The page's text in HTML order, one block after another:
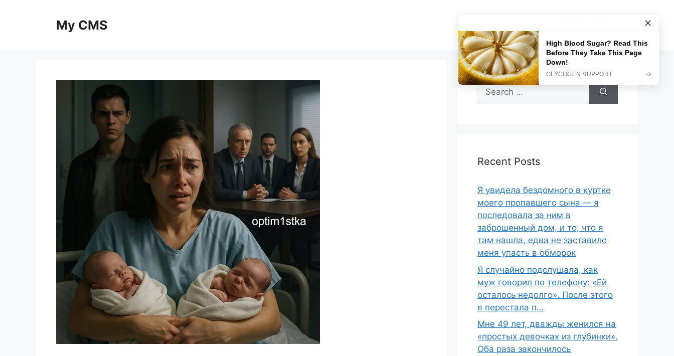
My CMS
Search
for:
Recent Posts
Я увидела бездомного в куртке
моего пропавшего сына — я
последовала за ним в
заброшенный дом, и то, что я
там нашла, едва не заставило
меня упасть в обморок
Я случайно подслушала, как
муж говорил по телефону: «Ей
осталось недолго». После этого
я перестала п…
Мне 49 лет, дважды женился на
«простых девочках из глубинки».
Оба раза закончилось